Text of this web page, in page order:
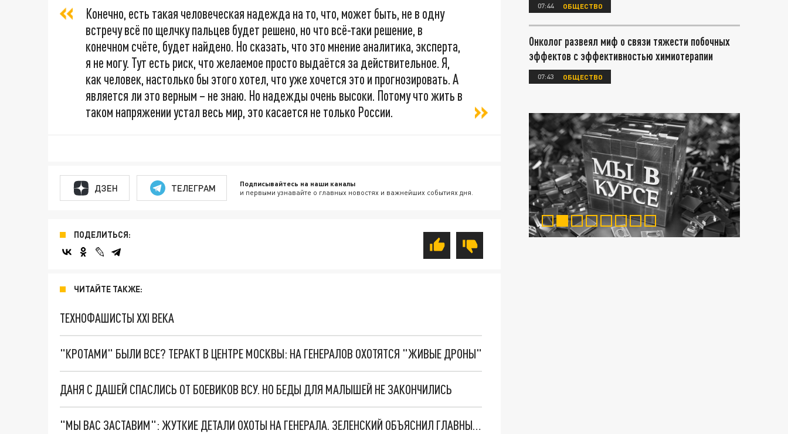
Конечно, есть такая человеческая надежда на то, что, может быть, не в одну
встречу всё по щелчку пальцев будет решено, но что всё-таки решение, в
конечном счёте, будет найдено. Но сказать, что это мнение аналитика, эксперта,
я не могу. Тут есть риск, что желаемое просто выдаётся за действительное. Я,
как человек, настолько бы этого хотел, что уже хочется это и прогнозировать. А
является ли это верным – не знаю. Но надежды очень высоки. Потому что жить в
таком напряжении устал весь мир, это касается не только России.
ДЗЕН ТЕЛЕГРАМ Подписывайтесь на наши каналы
и первыми узнавайте о главных новостях и важнейших событиях дня.
ПОДЕЛИТЬСЯ:
ЧИТАЙТЕ ТАКЖЕ:
ТЕХНОФАШИСТЫ XXI ВЕКА
"КРОТАМИ" БЫЛИ ВСЕ? ТЕРАКТ В ЦЕНТРЕ МОСКВЫ: НА ГЕНЕРАЛОВ ОХОТЯТСЯ "ЖИВЫЕ ДРОНЫ"
ДАНЯ С ДАШЕЙ СПАСЛИСЬ ОТ БОЕВИКОВ ВСУ. НО БЕДЫ ДЛЯ МАЛЫШЕЙ НЕ ЗАКОНЧИЛИСЬ
"МЫ ВАС ЗАСТАВИМ": ЖУТКИЕ ДЕТАЛИ ОХОТЫ НА ГЕНЕРАЛА. ЗЕЛЕНСКИЙ ОБЪЯСНИЛ ГЛАВНЫЙ СМЫСЛ ТЕРАКТА В ЦЕНТРЕ МОСКВЫ
07:44 ОБЩЕСТВО
Онколог развеял миф о связи тяжести побочных
эффектов с эффективностью химиотерапии
07:43 ОБЩЕСТВО